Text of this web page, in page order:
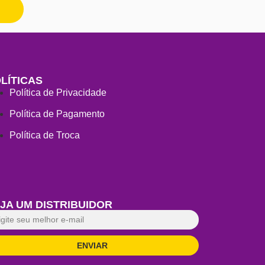
Política de Privacidade
Política de Pagamento
Política de Troca
UM DISTRIBUIDOR
ENVIAR